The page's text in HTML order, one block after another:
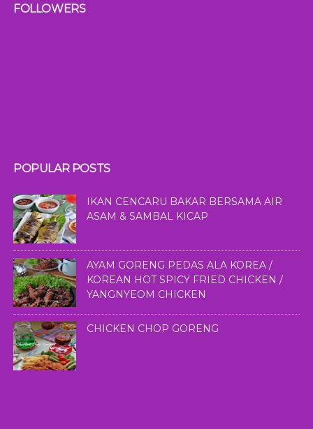
FOLLOWERS
POPULAR POSTS
IKAN CENCARU BAKAR BERSAMA AIR
ASAM & SAMBAL KICAP
AYAM GORENG PEDAS ALA KOREA /
KOREAN HOT SPICY FRIED CHICKEN /
YANGNYEOM CHICKEN
CHICKEN CHOP GORENG